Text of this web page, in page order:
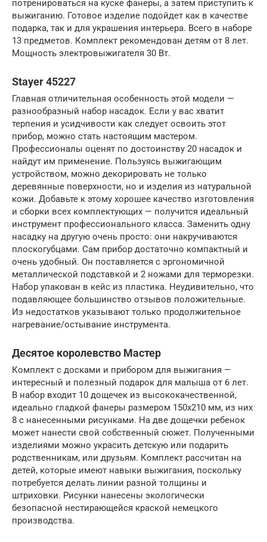
потренироваться на куске фанеры, а затем приступить к
выжиганию. Готовое изделие подойдет как в качестве
подарка, так и для украшения интерьера. Всего в наборе
13 предметов. Комплект рекомендован детям от 8 лет.
Мощность электровыжигателя 30 Вт.
Stayer 45227
Главная отличительная особенность этой модели —
разнообразный набор насадок. Если у вас хватит
терпения и усидчивости как следует освоить этот
прибор, можно стать настоящим мастером.
Профессионалы оценят по достоинству 20 насадок и
найдут им применение. Пользуясь выжигающим
устройством, можно декорировать не только
деревянные поверхности, но и изделия из натуральной
кожи. Добавьте к этому хорошее качество изготовления
и сборки всех комплектующих — получится идеальный
инструмент профессионального класса. Заменить одну
насадку на другую очень просто: они накручиваются
плоскогубцами. Сам прибор достаточно компактный и
очень удобный. Он поставляется с эргономичной
металлической подставкой и 2 ножами для терморезки.
Набор упакован в кейс из пластика. Неудивительно, что
подавляющее большинство отзывов положительные.
Из недостатков указывают только продолжительное
нагревание/остывание инструмента.
Десятое королевство Мастер
Комплект с досками и прибором для выжигания —
интересный и полезный подарок для малыша от 6 лет.
В набор входит 10 дощечек из высококачественной,
идеально гладкой фанеры размером 150х210 мм, из них
8 с нанесенными рисунками. На две дощечки ребенок
может нанести свой собственный сюжет. Полученными
изделиями можно украсить детскую или подарить
родственникам, или друзьям. Комплект рассчитан на
детей, которые имеют навыки выжигания, поскольку
потребуется делать линии разной толщины и
штриховки. Рисунки нанесены экологически
безопасной нестирающейся краской немецкого
производства.